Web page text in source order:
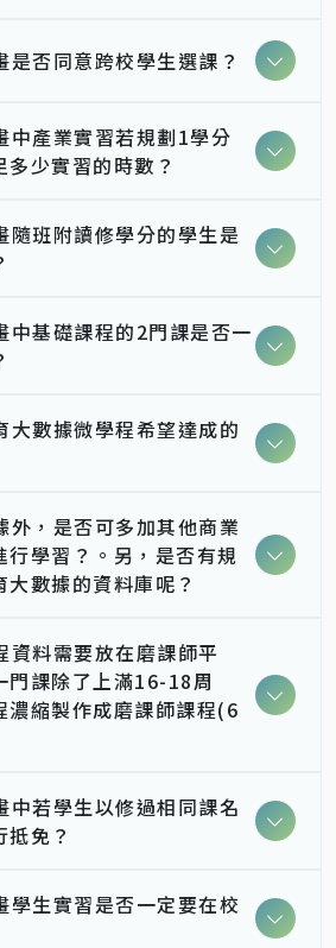
是否同意跨校學生選課？
中產業實習若規劃1學分
少實習的時數？
隨班附讀修學分的學生是
中基礎課程的2門課是否一
大數據微學程希望達成的
外，是否可多加其他商業
學習？。另，是否有規
數據的資料庫呢？
資料需要放在磨課師平
門課除了上滿16-18周
濃縮製作成磨課師課程(6
中若學生以修過相同課名
免？
學生實習是否一定要在校